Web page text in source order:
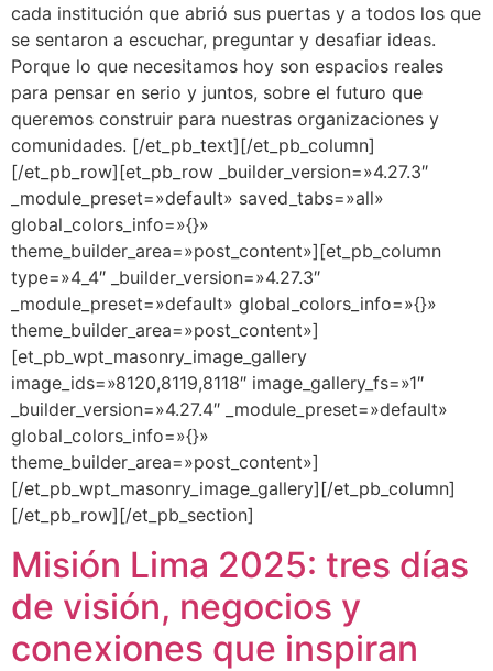
cada institución que abrió sus puertas y a todos los que
se sentaron a escuchar, preguntar y desafiar ideas.
Porque lo que necesitamos hoy son espacios reales
para pensar en serio y juntos, sobre el futuro que
queremos construir para nuestras organizaciones y
comunidades. [/et_pb_text][/et_pb_column]
[/et_pb_row][et_pb_row _builder_version=»4.27.3″
_module_preset=»default» saved_tabs=»all»
global_colors_info=»{}»
theme_builder_area=»post_content»][et_pb_column
type=»4_4″ _builder_version=»4.27.3″
_module_preset=»default» global_colors_info=»{}»
theme_builder_area=»post_content»]
[et_pb_wpt_masonry_image_gallery
image_ids=»8120,8119,8118″ image_gallery_fs=»1″
_builder_version=»4.27.4″ _module_preset=»default»
global_colors_info=»{}»
theme_builder_area=»post_content»]
[/et_pb_wpt_masonry_image_gallery][/et_pb_column]
[/et_pb_row][/et_pb_section]
Misión Lima 2025: tres días
de visión, negocios y
conexiones que inspiran